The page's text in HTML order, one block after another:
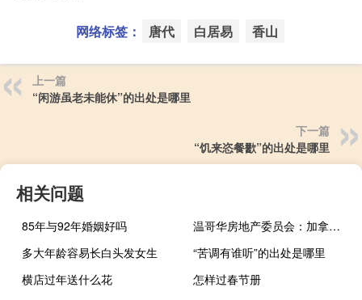
网络标签： 唐代 白居易 香山
上一篇
“闲游虽老未能休”的出处是哪里
下一篇
“饥来恣餐歠”的出处是哪里
相关问题
85年与92年婚姻好吗
温哥华房地产委员会：加拿大8月温哥华基准房价同比上涨2.5%住房销售同比增长21%
多大年龄容易长白头发女生
“苦调有谁听”的出处是哪里
横店过年送什么花
怎样过春节册